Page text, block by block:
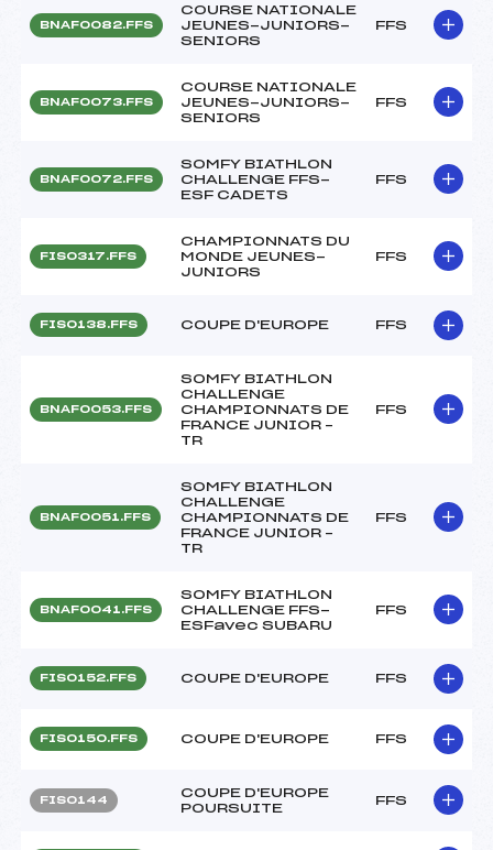
BNAF0082.FFS
COURSE NATIONALE
JEUNES-JUNIORS-
SENIORS
FFS
BNAF0073.FFS
COURSE NATIONALE
JEUNES-JUNIORS-
SENIORS
FFS
BNAF0072.FFS
SOMFY BIATHLON
CHALLENGE FFS-
ESF CADETS
FFS
FIS0317.FFS
CHAMPIONNATS DU
MONDE JEUNES-
JUNIORS
FFS
FIS0138.FFS COUPE D'EUROPE FFS
BNAF0053.FFS
SOMFY BIATHLON
CHALLENGE
CHAMPIONNATS DE
FRANCE JUNIOR –
TR
FFS
BNAF0051.FFS
SOMFY BIATHLON
CHALLENGE
CHAMPIONNATS DE
FRANCE JUNIOR –
TR
FFS
BNAF0041.FFS
SOMFY BIATHLON
CHALLENGE FFS-
ESFavec SUBARU
FFS
FIS0152.FFS COUPE D'EUROPE FFS
FIS0150.FFS COUPE D'EUROPE FFS
FIS0144
COUPE D'EUROPE
POURSUITE
FFS